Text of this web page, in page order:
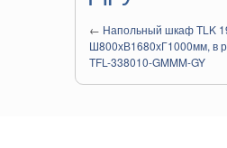
← Напольный шкаф TLK
Ш800хВ1680хГ1000мм, в
TFL-338010-GMMM-GY